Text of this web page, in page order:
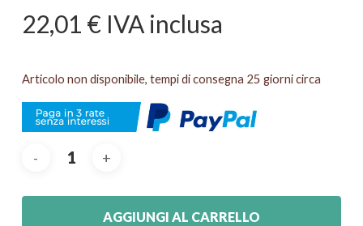
22,01 € IVA inclusa
Articolo non disponibile, tempi di consegna 25 giorni circa
AGGIUNGI AL CARRELLO